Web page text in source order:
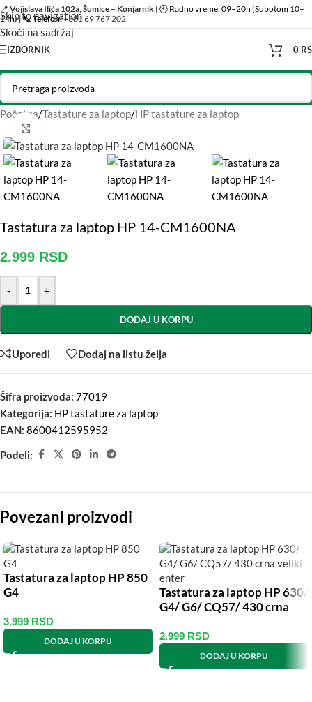
Skip to navigation
Skoči na sadržaj
📍 Vojislava Ilića 102a, Šumice – Konjarnik | 🕘 Radno vreme: 09–20h (Subotom 10–
14h) | 📞Telefon:+381 69 767 202
IZBORNIK 0
Početna/Tastature za laptop/HP tastature za laptop
Tastatura za laptop HP 14-CM1600NA
2.999 RSD
- +
DODAJ U KORPU
Uporedi Dodaj na listu želja
Šifra proizvoda: 77019
Kategorija: HP tastature za laptop
EAN: 8600412595952
Podeli:
Povezani proizvodi
Tastatura za laptop HP 850
G4
3.999 RSD
DODAJ U KORPU
Tastatura za laptop HP 630/
G4/ G6/ CQ57/ 430 crna
2.999 RSD
DODAJ U KORPU